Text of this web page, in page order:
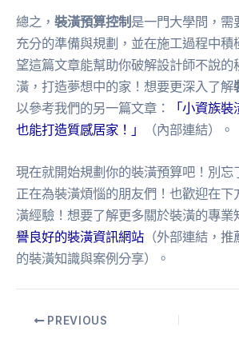
總之， 裝潢預算控制 是一門大學問，需
充分的準備與規劃，並在施工過程中積
望這篇文章能幫助你破解設計師不說的
潢，打造夢想中的家！想要更深入了解
以參考我們的另一篇文章：
「小資族
也能打造質感居家！」
（內部連結）。
現在就開始規劃你的裝潢預算吧！別忘
正在為裝潢煩惱的朋友們！也歡迎在下
潢經驗！想要了解更多關於裝潢的專業
譽良好的裝潢資訊網站 （外部連結，
的裝潢知識與案例分享）。
PREVIOUS